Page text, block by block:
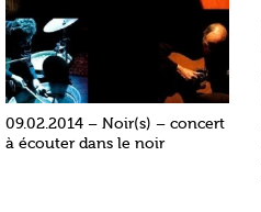
09.02.2014 – Noir(s) – concert
à écouter dans le noir